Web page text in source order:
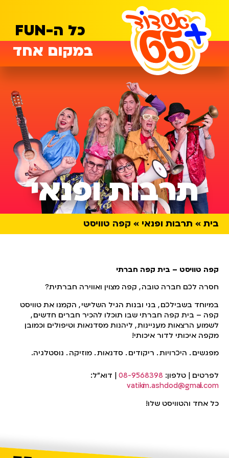
כל ה-FUN
במקום אחד
תרבות ופנאי
בית תרבות ופנאי קפה טוויסט
קפה טוויסט – בית קפה חברתי
חסרה לכם חברה טובה, קפה מצוין ואווירה חברתית?
במיוחד בשבילכם, בני ובנות הגיל השלישי, הקמנו את טוויסט
קפה – בית קפה חברתי שבו תוכלו להכיר חברים חדשים,
לשמוע הרצאות מעניינות, ליהנות מסדנאות וטיפולים וכמובן
מקפה איכותי לדור איכותי!
מפגשים . היכרויות. ריקודים . סדנאות. מוזיקה . נוסטלגיה.
לפרטים | טלפון: 08-9568398 | דוא"ל:
vatikim.ashdod@gmail.com
כל אחד והטוויסט שלו!